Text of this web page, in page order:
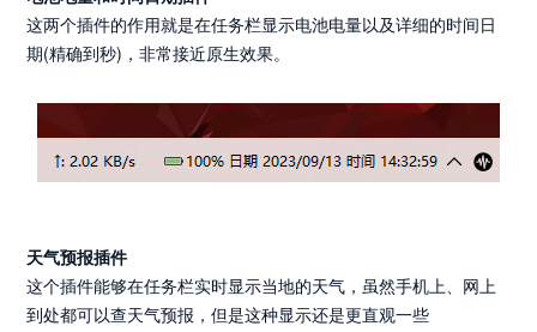
这两个插件的作用就是在任务栏显示电池电量以及详细的时间日
期(精确到秒)，非常接近原生效果。
天气预报插件
这个插件能够在任务栏实时显示当地的天气，虽然手机上、网上
到处都可以查天气预报，但是这种显示还是更直观一些